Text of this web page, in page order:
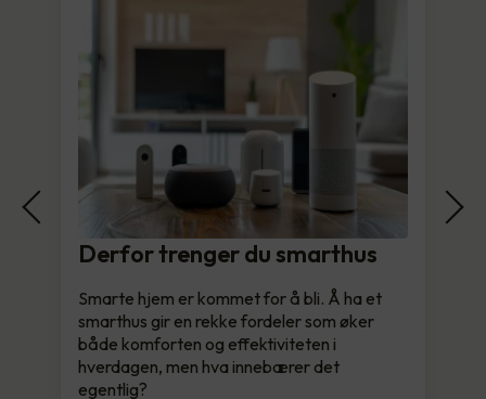
Derfor trenger du smarthus
Smarte hjem er kommet for å bli. Å ha et
smarthus gir en rekke fordeler som øker
både komforten og effektiviteten i
hverdagen, men hva innebærer det
egentlig?